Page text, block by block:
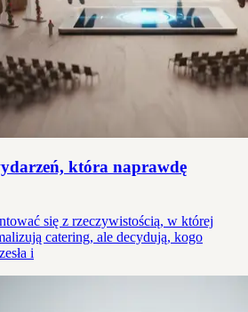
która naprawdę
się z rzeczywistością, w której
catering, ale decydują, kogo
i